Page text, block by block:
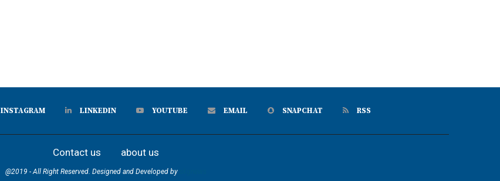
INSTAGRAM LINKEDIN YOUTUBE EMAIL SNAPCHAT RSS
Contact us about us
@2019 - All Right Reserved. Designed and Developed by